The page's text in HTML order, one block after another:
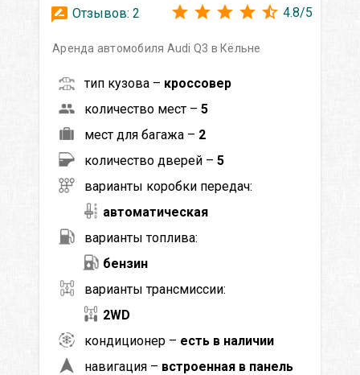
Отзывов: 2 4.8/5
Аренда автомобиля Audi Q3 в Кёльне
тип кузова – кроссовер
количество мест – 5
мест для багажа – 2
количество дверей – 5
варианты коробки передач:
автоматическая
варианты топлива:
бензин
варианты трансмиссии:
2WD
кондиционер – есть в наличии
навигация – встроенная в панель